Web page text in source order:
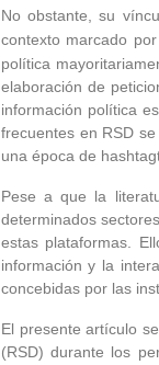
No obstante, su
contexto marcado
política
elaboración de
información política
frecuentes en RSD
una época de
Pese a que la
determinados
estas plataformas.
información y la
concebidas por las
El presente artículo
(RSD) durante los